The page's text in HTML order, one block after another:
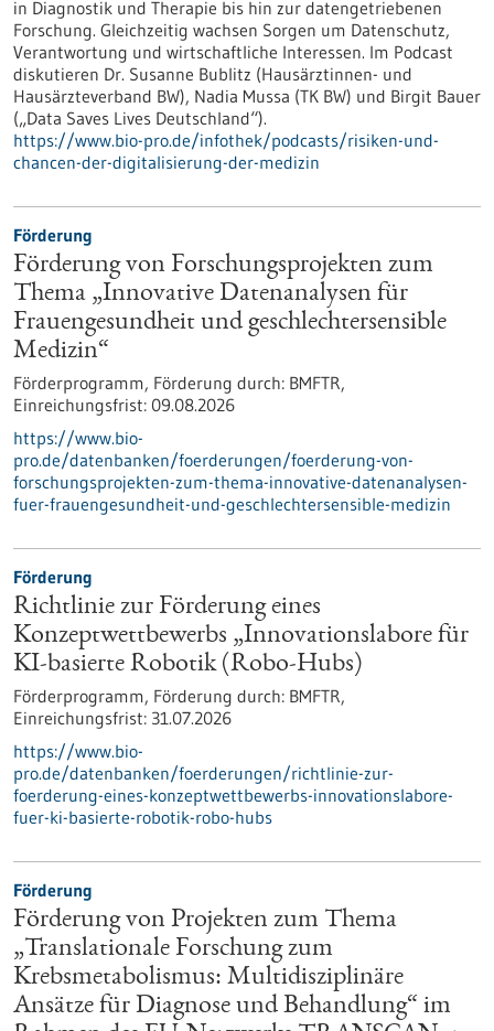
in Diagnostik und Therapie bis hin zur datengetriebenen
Forschung. Gleichzeitig wachsen Sorgen um Datenschutz,
Verantwortung und wirtschaftliche Interessen. Im Podcast
diskutieren Dr. Susanne Bublitz (Hausärztinnen- und
Hausärzteverband BW), Nadia Mussa (TK BW) und Birgit Bauer
(„Data Saves Lives Deutschland“).
https://www.bio-pro.de/infothek/podcasts/risiken-und-
chancen-der-digitalisierung-der-medizin
Förderung
Förderung von Forschungsprojekten zum
Thema „Innovative Datenanalysen für
Frauengesundheit und geschlechtersensible
Medizin“
Förderprogramm, Förderung durch: BMFTR,
Einreichungsfrist: 09.08.2026
https://www.bio-
pro.de/datenbanken/foerderungen/foerderung-von-
forschungsprojekten-zum-thema-innovative-datenanalysen-
fuer-frauengesundheit-und-geschlechtersensible-medizin
Förderung
Richtlinie zur Förderung eines
Konzeptwettbewerbs „Innovationslabore für
KI-basierte Robotik (Robo-Hubs)
Förderprogramm, Förderung durch: BMFTR,
Einreichungsfrist: 31.07.2026
https://www.bio-
pro.de/datenbanken/foerderungen/richtlinie-zur-
foerderung-eines-konzeptwettbewerbs-innovationslabore-
fuer-ki-basierte-robotik-robo-hubs
Förderung
Förderung von Projekten zum Thema
„Translationale Forschung zum
Krebsmetabolismus: Multidisziplinäre
Ansätze für Diagnose und Behandlung“ im